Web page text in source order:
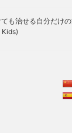
ても治せる自分だけ
Kids)